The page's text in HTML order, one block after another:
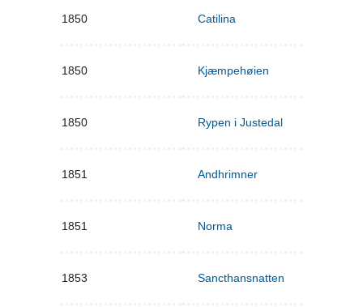
1850 Catilina
1850 Kjæmpehøien
1850 Rypen i Justedal
1851 Andhrimner
1851 Norma
1853 Sancthansnatten